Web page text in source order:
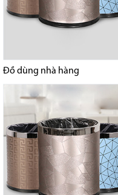
Đồ dùng nhà hàng